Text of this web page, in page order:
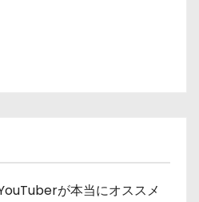
が本当にオススメ